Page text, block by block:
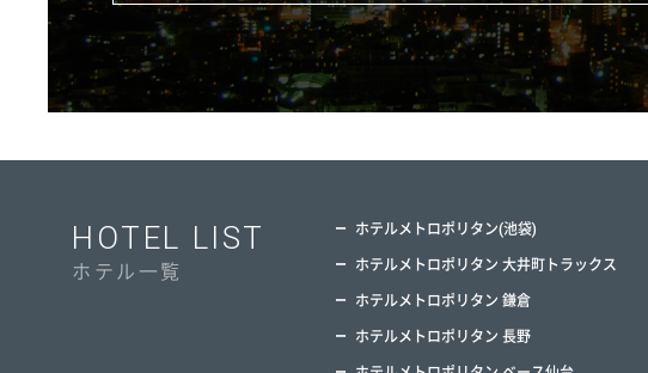
HOTEL LIST
ホテル一覧
ホテルメトロポリタン(池袋)
ホテルメトロポリタン 大井町トラックス
ホテルメトロポリタン 鎌倉
ホテルメトロポリタン 長野